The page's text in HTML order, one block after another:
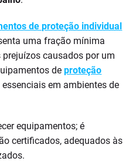
de proteção individual
uma fração mínima
causados por um
deproteção
em ambientes de
equipamentos; é
certificados, adequados às